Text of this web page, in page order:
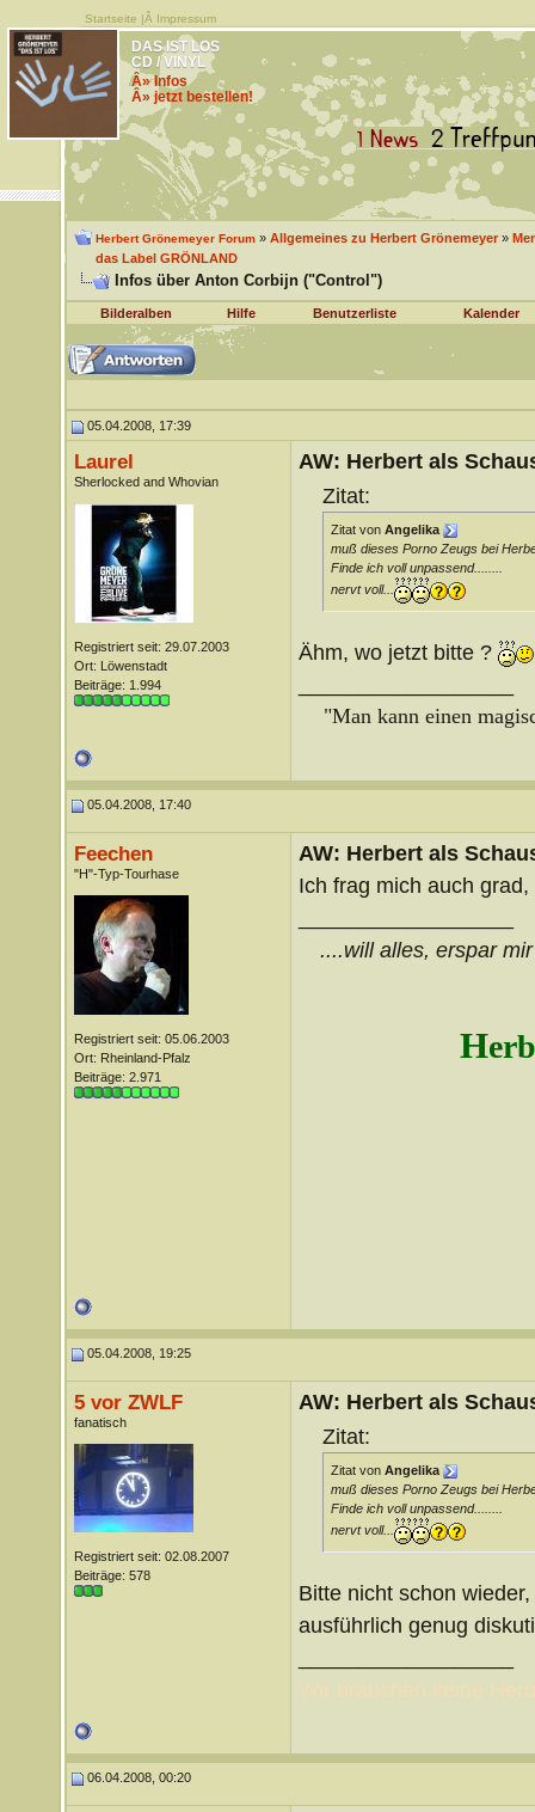
Startseite |Â Impressum
DAS IST LOS
CD / VINYL
Â» Infos
Â» jetzt bestellen!
Herbert Grönemeyer Forum» Allgemeines zu Herbert Grönemeyer»
das Label GRÖNLAND
Infos über Anton Corbijn ("Control")
Bilderalben Hilfe Benutzerliste Kalender
05.04.2008, 17:39
Laurel
Sherlocked and Whovian
Registriert seit: 29.07.2003
Ort: Löwenstadt
Beiträge: 1.994
AW: Herbert als
Zitat:
Zitat von Angelika
muß dieses Porno Zeugs bei
Finde ich voll unpassend........
nervt voll...
Ähm, wo jetzt bitte ?
"Man kann einen
05.04.2008, 17:40
Feechen
"H"-Typ-Tourhase
Registriert seit: 05.06.2003
Ort: Rheinland-Pfalz
Beiträge: 2.971
AW: Herbert als
Ich frag mich auch
....will alles, erspar
H
05.04.2008, 19:25
5 vor ZWLF
fanatisch
Registriert seit: 02.08.2007
Beiträge: 578
AW: Herbert als
Zitat:
Zitat von Angelika
muß dieses Porno Zeugs bei
Finde ich voll unpassend........
nervt voll...
Bitte nicht schon
ausführlich genug
06.04.2008, 00:20